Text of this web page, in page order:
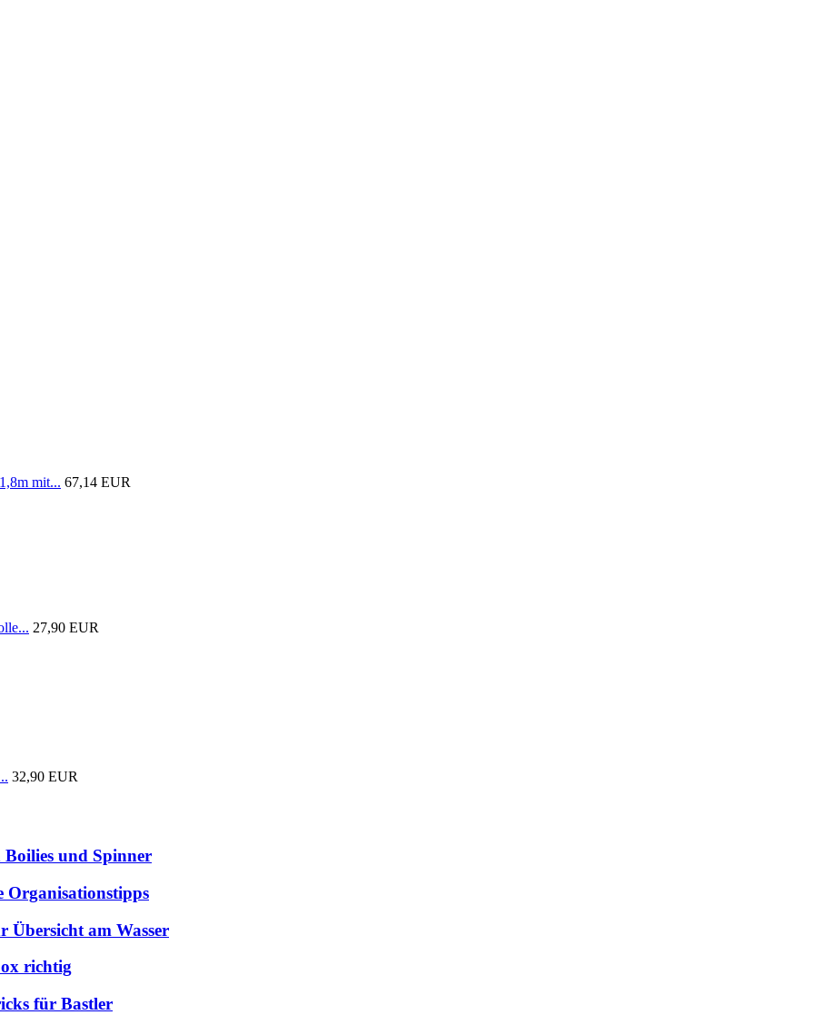
mit... 67,14 EUR
27,90 EUR
32,90 EUR
Boilies und Spinner
Organisationstipps
Übersicht am Wasser
richtig
für Bastler